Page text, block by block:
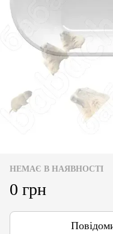
НЕМАЄ В НАЯВНОСТІ
0 грн